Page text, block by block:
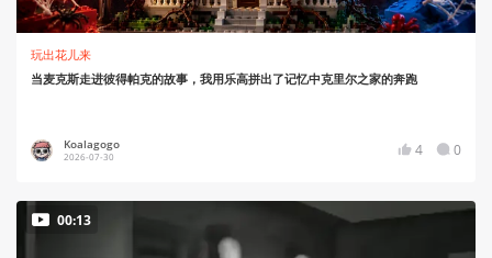
玩出花儿来
当麦克斯走进彼得帕克的故事，我用乐高拼出了记忆中克里尔之家的奔跑
Koalagogo
2026-07-30 4 0
00:13